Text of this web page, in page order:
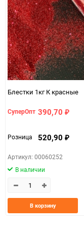
Блестки 1кг К красные
СуперОпт 390,70 ₽
Розница 520,90 ₽
Артикул: 00060252
В наличии
В корзину